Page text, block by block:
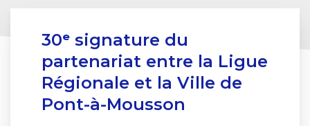
30ᵉ signature du
partenariat entre la Ligue
Régionale et la Ville de
Pont-à-Mousson